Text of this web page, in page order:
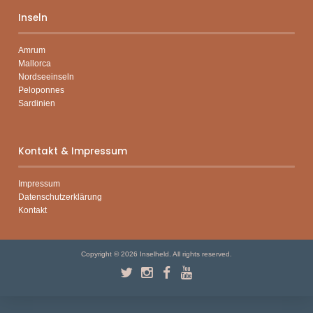
e
e
.
Inseln
Amrum
Mallorca
Nordseeinseln
Peloponnes
Sardinien
Kontakt & Impressum
Impressum
Datenschutzerklärung
Kontakt
Copyright © 2026 Inselheld . All rights reserved.
TwitterInstagram
Facebook
YouTube